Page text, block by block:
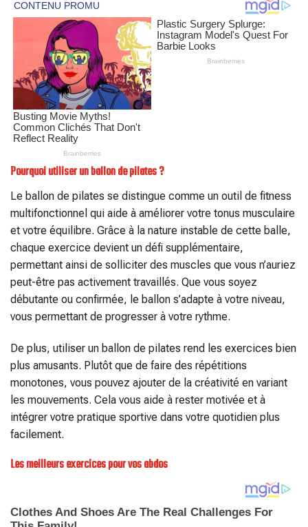
Pourquoi utiliser un ballon de pilates ?
Le ballon de pilates se distingue comme un outil de fitness
multifonctionnel qui aide à améliorer votre tonus musculaire
et votre équilibre. Grâce à la nature instable de cette balle,
chaque exercice devient un défi supplémentaire,
permettant ainsi de solliciter des muscles que vous n’auriez
peut-être pas activement travaillés. Que vous soyez
débutante ou confirmée, le ballon s’adapte à votre niveau,
vous permettant de progresser à votre rythme.
De plus, utiliser un ballon de pilates rend les exercices bien
plus amusants. Plutôt que de faire des répétitions
monotones, vous pouvez ajouter de la créativité en variant
les mouvements. Cela vous aide à rester motivée et à
intégrer votre pratique sportive dans votre quotidien plus
facilement.
Les meilleurs exercices pour vos abdos